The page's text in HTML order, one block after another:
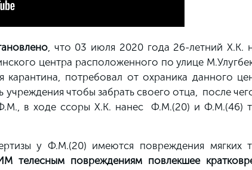
, что 03 июля 2020 года 26-летний Х.К.
центра расположенного по улице
потребовал от охраника данного
чтобы забрать своего отца, после
в ходе ссоры Х.К. нанес Ф.М.(20) и Ф.М.(46)
у Ф.М.(20) имеются повреждения мягких
телесным повреждениям повлекшее